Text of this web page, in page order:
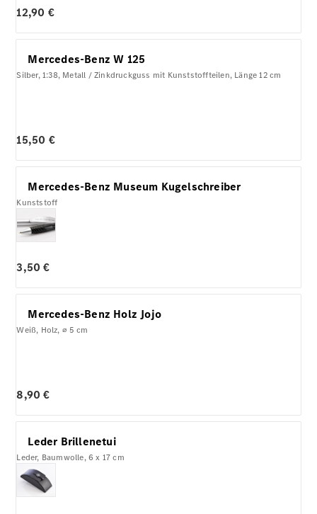
12,90 €
Mercedes-Benz W 125
Silber, 1:38, Metall / Zinkdruckguss mit Kunststoffteilen, Länge 12 cm
15,50 €
Mercedes-Benz Museum Kugelschreiber
Kunststoff
3,50 €
Mercedes-Benz Holz Jojo
Weiß, Holz, ⌀ 5 cm
8,90 €
Leder Brillenetui
Leder, Baumwolle, 6 x 17 cm